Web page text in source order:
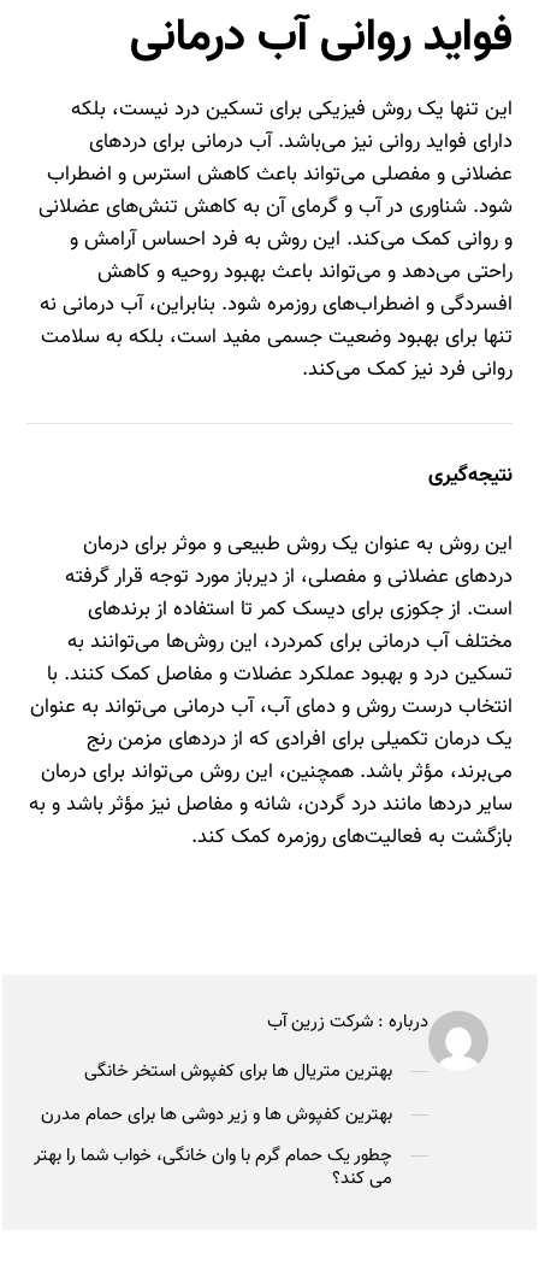
فواید روانی آب درمانی
این تنها یک روش فیزیکی برای تسکین درد نیست، بلکه
دارای فواید روانی نیز می‌باشد. آب درمانی برای دردهای
عضلانی و مفصلی می‌تواند باعث کاهش استرس و اضطراب
شود. شناوری در آب و گرمای آن به کاهش تنش‌های عضلانی
و روانی کمک می‌کند. این روش به فرد احساس آرامش و
راحتی می‌دهد و می‌تواند باعث بهبود روحیه و کاهش
افسردگی و اضطراب‌های روزمره شود. بنابراین، آب درمانی نه
تنها برای بهبود وضعیت جسمی مفید است، بلکه به سلامت
روانی فرد نیز کمک می‌کند.
نتیجه‌گیری
این روش به عنوان یک روش طبیعی و موثر برای درمان
دردهای عضلانی و مفصلی، از دیرباز مورد توجه قرار گرفته
است. از جکوزی برای دیسک کمر تا استفاده از برندهای
مختلف آب درمانی برای کمردرد، این روش‌ها می‌توانند به
تسکین درد و بهبود عملکرد عضلات و مفاصل کمک کنند. با
انتخاب درست روش و دمای آب، آب درمانی می‌تواند به عنوان
یک درمان تکمیلی برای افرادی که از دردهای مزمن رنج
می‌برند، مؤثر باشد. همچنین، این روش می‌تواند برای درمان
سایر دردها مانند درد گردن، شانه و مفاصل نیز مؤثر باشد و به
بازگشت به فعالیت‌های روزمره کمک کند.
درباره : شرکت زرین آب
بهترین متریال ها برای کفپوش استخر خانگی
بهترین کفپوش ها و زیر دوشی ها برای حمام مدرن
چطور یک حمام گرم با وان خانگی، خواب شما را بهتر
می کند؟